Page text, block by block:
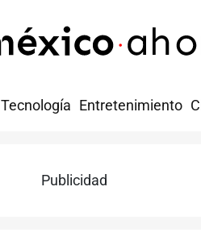
Tecnología Entretenimiento
Publicidad